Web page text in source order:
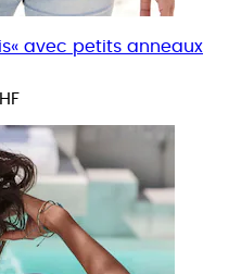
avec petits anneaux